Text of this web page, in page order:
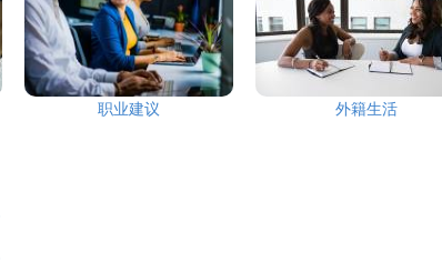
职业建议 外籍生活